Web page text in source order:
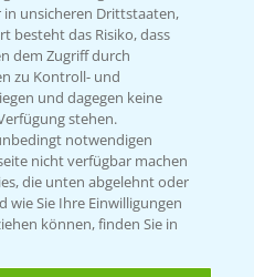
uns
unsicheren Drittstaaten,
besteht das Risiko, dass
dem Zugriff durch
zu Kontroll- und
und dagegen keine
stehen.
notwendigen
nicht verfügbar machen
die unten abgelehnt oder
Sie Ihre Einwilligungen
können, finden Sie in